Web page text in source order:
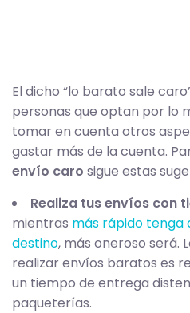
El dicho “lo barato sale
personas que optan por lo
tomar en cuenta otros
gastar más de la cuenta.
envío caro sigue estas
Realiza tus envíos con
mientras más rápido tenga
destino, más oneroso será.
realizar envíos baratos es
un tiempo de entrega
paqueterías.